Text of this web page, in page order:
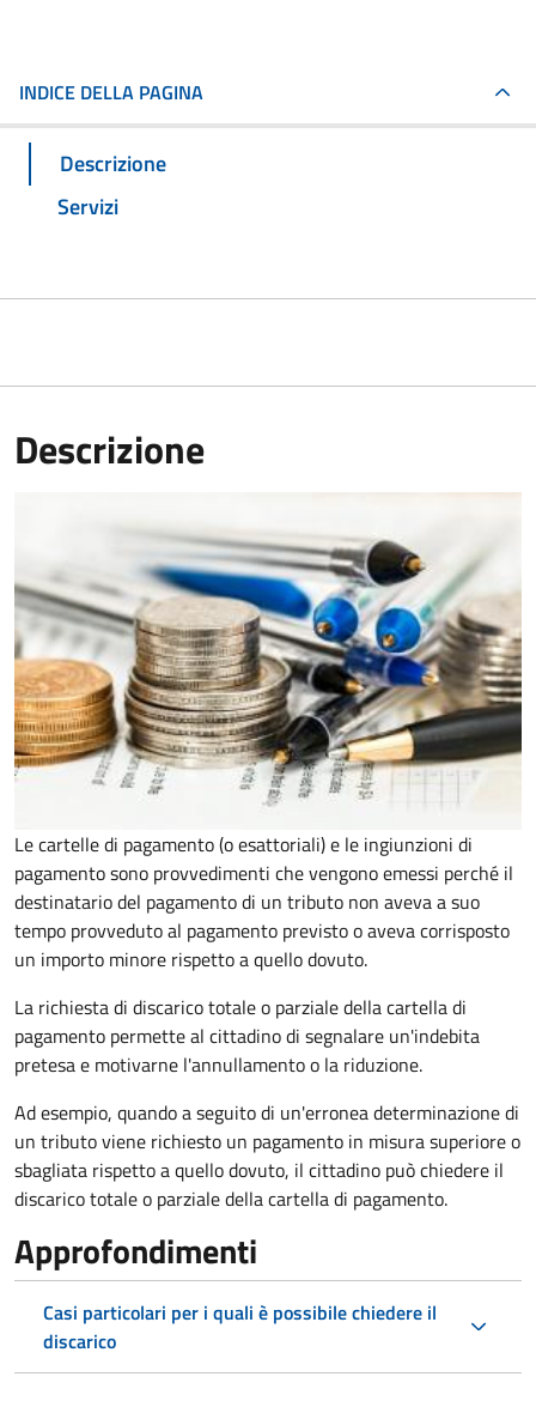
INDICE DELLA PAGINA
Descrizione
Servizi
Descrizione
Le cartelle di pagamento (o esattoriali) e le ingiunzioni di
pagamento sono provvedimenti che vengono emessi perché il
destinatario del pagamento di un tributo non aveva a suo
tempo provveduto al pagamento previsto o aveva corrisposto
un importo minore rispetto a quello dovuto.
La richiesta di discarico totale o parziale della cartella di
pagamento permette al cittadino di segnalare un'indebita
pretesa e motivarne l'annullamento o la riduzione.
Ad esempio, quando a seguito di un'erronea determinazione di
un tributo viene richiesto un pagamento in misura superiore o
sbagliata rispetto a quello dovuto, il cittadino può chiedere il
discarico totale o parziale della cartella di pagamento.
Approfondimenti
Casi particolari per i quali è possibile chiedere il
discarico